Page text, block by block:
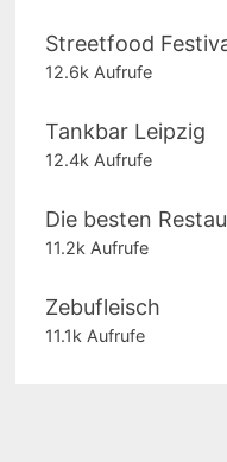
Streetfood
12.6k Aufrufe
Tankbar Leipzig
12.4k Aufrufe
Die besten
11.2k Aufrufe
Zebufleisch
11.1k Aufrufe